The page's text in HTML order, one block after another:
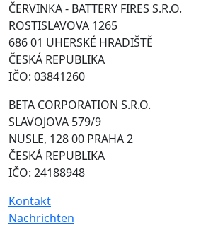
ČERVINKA - BATTERY FIRES S.R.O.
ROSTISLAVOVA 1265
686 01 UHERSKÉ HRADIŠTĚ
ČESKÁ REPUBLIKA
IČO: 03841260
BETA CORPORATION S.R.O.
SLAVOJOVA 579/9
NUSLE, 128 00 PRAHA 2
ČESKÁ REPUBLIKA
IČO: 24188948
Kontakt
Nachrichten